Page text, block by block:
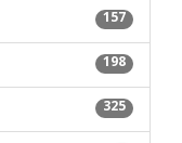
157
198
325